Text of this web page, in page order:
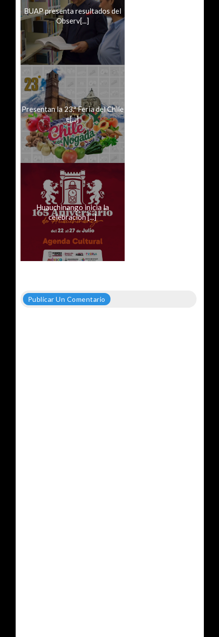
BUAP presenta resultados del
Observ[...]
Presentan la 23.ª Feria del Chile
e[...]
Huauchinango inicia la
celebración [...]
Publicar Un Comentario